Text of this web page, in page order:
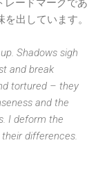
出しています。
Shadows sigh
and break
tortured – they
and the
I deform the
differences.